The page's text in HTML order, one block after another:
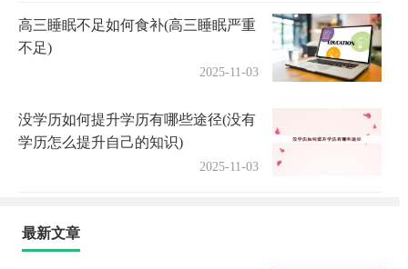
高三睡眠不足如何食补(高三睡眠严重
不足)
2025-11-03
没学历如何提升学历有哪些途径(没有
学历怎么提升自己的知识)
2025-11-03
最新文章